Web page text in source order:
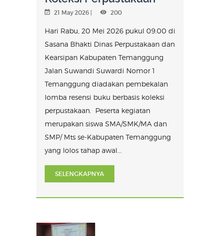
21 May 2026 | 200
Hari Rabu, 20 Mei 2026 pukul 09.00 di
Sasana Bhakti Dinas Perpustakaan dan
Kearsipan Kabupaten Temanggung
Jalan Suwandi Suwardi Nomor 1
Temanggung diadakan pembekalan
lomba resensi buku berbasis koleksi
perpustakaan. Peserta kegiatan
merupakan siswa SMA/SMK/MA dan
SMP/ Mts se-Kabupaten Temanggung
yang lolos tahap awal...
SELENGKAPNYA